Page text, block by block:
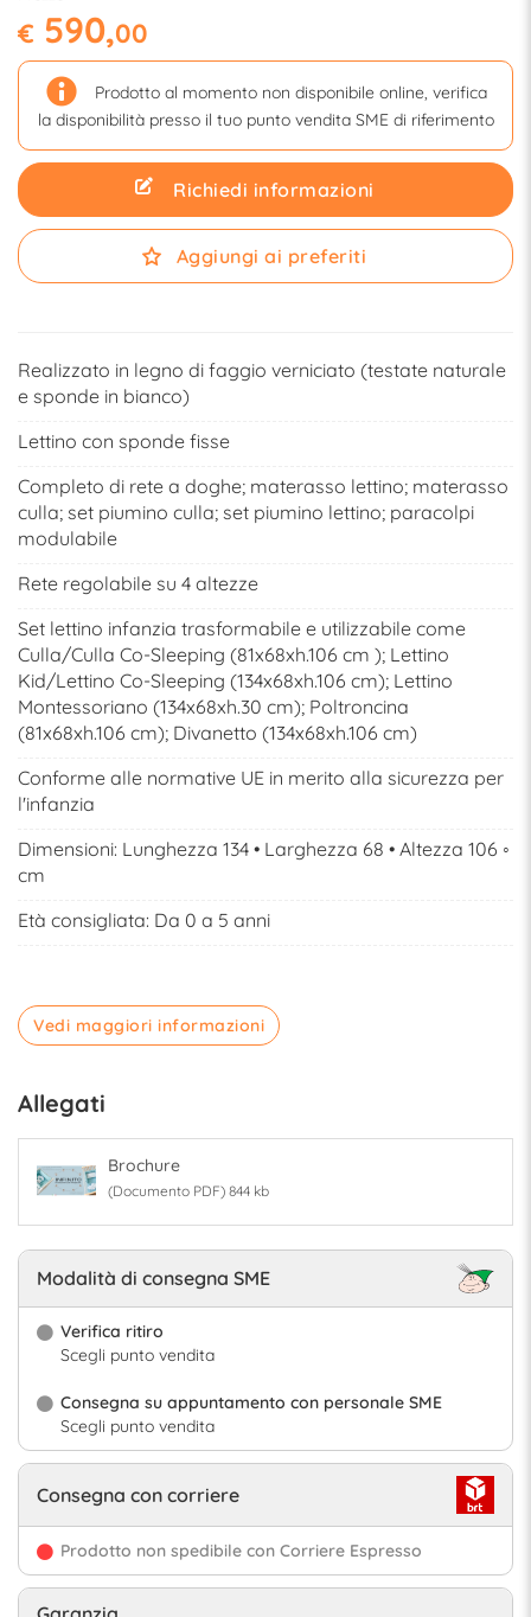
€ 590,00
Prodotto al momento non disponibile online, verifica
la disponibilità presso il tuo punto vendita SME di riferimento
Richiedi informazioni
Aggiungi ai preferiti
Realizzato in legno di faggio verniciato (testate naturale
e sponde in bianco)
Lettino con sponde fisse
Completo di rete a doghe; materasso lettino; materasso
culla; set piumino culla; set piumino lettino; paracolpi
modulabile
Rete regolabile su 4 altezze
Set lettino infanzia trasformabile e utilizzabile come
Culla/Culla Co-Sleeping (81x68xh.106 cm ); Lettino
Kid/Lettino Co-Sleeping (134x68xh.106 cm); Lettino
Montessoriano (134x68xh.30 cm); Poltroncina
(81x68xh.106 cm); Divanetto (134x68xh.106 cm)
Conforme alle normative UE in merito alla sicurezza per
l'infanzia
Dimensioni: Lunghezza 134 • Larghezza 68 • Altezza 106 ◦
cm
Età consigliata: Da 0 a 5 anni
Vedi maggiori informazioni
Allegati
Brochure
(Documento PDF) 844 kb
Modalità di consegna SME
Verifica ritiro
Scegli punto vendita
Consegna su appuntamento con personale SME
Scegli punto vendita
Consegna con corriere
Prodotto non spedibile con Corriere Espresso